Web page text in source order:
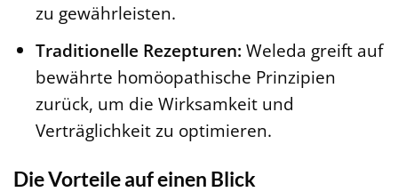
zu gewährleisten.
Traditionelle Rezepturen: Weleda greift auf
bewährte homöopathische Prinzipien
zurück, um die Wirksamkeit und
Verträglichkeit zu optimieren.
Die Vorteile auf einen Blick